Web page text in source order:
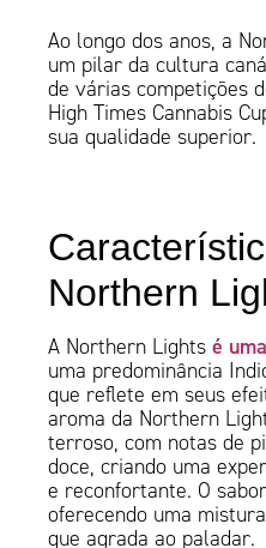
Ao longo dos anos, a
um pilar da cultura
de várias competições
High Times Cannabis
sua qualidade superior.
Northern
A Northern Lightsé
uma predominância
que reflete em seus
aroma da Northern
terroso, com notas de
doce, criando uma
e reconfortante. O
oferecendo uma
que agrada ao paladar.